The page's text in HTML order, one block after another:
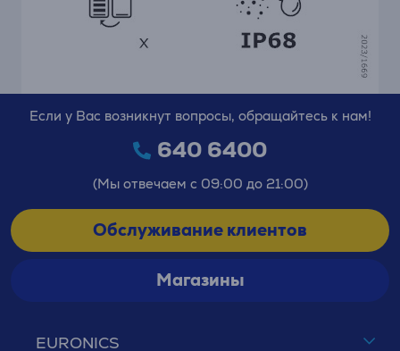
EURONICS
Если у Вас возникнут вопросы, обращайтесь к нам!
640 6400
(Мы отвечаем с 09:00 до 21:00)
Обслуживание клиентов
Магазины